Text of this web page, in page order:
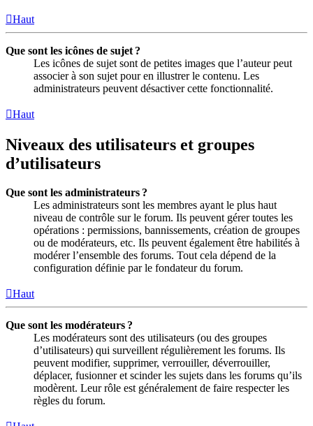
Haut
Que sont les icônes de sujet ?
Les icônes de sujet sont de petites images que l’auteur peut
associer à son sujet pour en illustrer le contenu. Les
administrateurs peuvent désactiver cette fonctionnalité.
Haut
Niveaux des utilisateurs et groupes
d’utilisateurs
Que sont les administrateurs ?
Les administrateurs sont les membres ayant le plus haut
niveau de contrôle sur le forum. Ils peuvent gérer toutes les
opérations : permissions, bannissements, création de groupes
ou de modérateurs, etc. Ils peuvent également être habilités à
modérer l’ensemble des forums. Tout cela dépend de la
configuration définie par le fondateur du forum.
Haut
Que sont les modérateurs ?
Les modérateurs sont des utilisateurs (ou des groupes
d’utilisateurs) qui surveillent régulièrement les forums. Ils
peuvent modifier, supprimer, verrouiller, déverrouiller,
déplacer, fusionner et scinder les sujets dans les forums qu’ils
modèrent. Leur rôle est généralement de faire respecter les
règles du forum.